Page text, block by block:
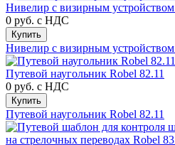
Нивелир с визирным
0 руб. с НДС
Купить
Нивелир с визирным
Путевой наугольник Robel 82.11
0 руб. с НДС
Купить
Путевой наугольник Robel 82.11